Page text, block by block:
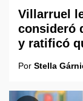
Villarruel
consideró
y ratificó
Por Stella